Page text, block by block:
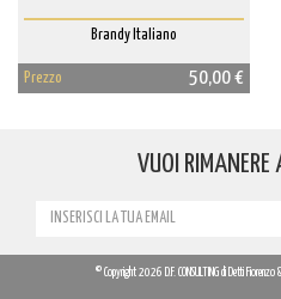
Brandy Italiano
Prezzo 50,00 €
VUOI RIMANERE
© Copyright 2026 D.F. CONSULTING di Detti